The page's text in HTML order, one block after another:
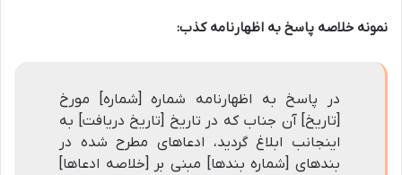
نمونه خلاصه پاسخ به اظهارنامه کذب:
در پاسخ به اظهارنامه شماره [شماره] مورخ
[تاریخ] آن جناب که در تاریخ [تاریخ دریافت] به
اینجانب ابلاغ گردید، ادعاهای مطرح شده در
بندهای [شماره بندها] مبنی بر [خلاصه ادعاها]